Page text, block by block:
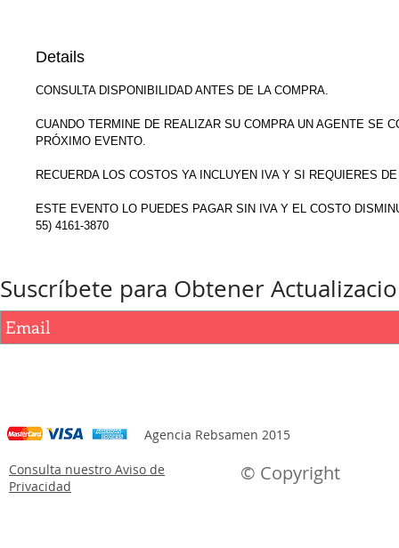
Details
CONSULTA DISPONIBILIDAD ANTES DE LA COMPRA.
CUANDO TERMINE DE REALIZAR SU COMPRA UN AGENTE SE
PRÓXIMO EVENTO.
RECUERDA LOS COSTOS YA INCLUYEN IVA Y SI REQUIERES
ESTE EVENTO LO PUEDES PAGAR SIN IVA Y EL COSTO
55) 4161-3870
Suscríbete para Obtener
Agencia Rebsamen 2015
Consulta nuestro Aviso de
Privacidad
© Copyright